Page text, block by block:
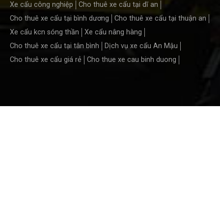
Xe cẩu công nghiệp
Cho thuê xe cẩu tại dĩ an
Cho thuê xe cẩu tại bình dương
Cho thuê xe cẩu tại thuận an
Xe cẩu kcn sóng thần
Xe cẩu nâng hàng
Cho thuê xe cẩu tại tân bình
Dịch vụ xe cẩu An Mậu
Cho thuê xe cẩu giá rẻ
Cho thue xe cau binh duong